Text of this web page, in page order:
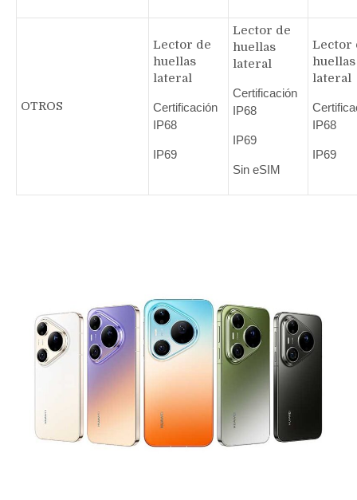
OTROS
Lector de
huellas
lateral
Certificación
IP68
IP69
Lector de
huellas
lateral
Certificación
IP68
IP69
Sin eSIM
Lector
huellas
lateral
IP68
IP69